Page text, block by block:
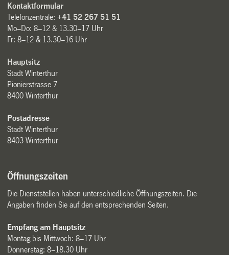
Kontaktformular
Telefonzentrale:+41 52 267 51 51
Mo–Do: 8–12 & 13.30–17 Uhr
Fr: 8–12 & 13.30–16 Uhr
Hauptsitz
Stadt Winterthur
Pionierstrasse 7
8400 Winterthur
Postadresse
Stadt Winterthur
8403 Winterthur
Öffnungszeiten
Die Dienststellen haben unterschiedliche Öffnungszeiten. Die
Angaben finden Sie auf den entsprechenden Seiten.
Empfang am Hauptsitz
Montag bis Mittwoch: 8–17 Uhr
Donnerstag: 8–18.30 Uhr